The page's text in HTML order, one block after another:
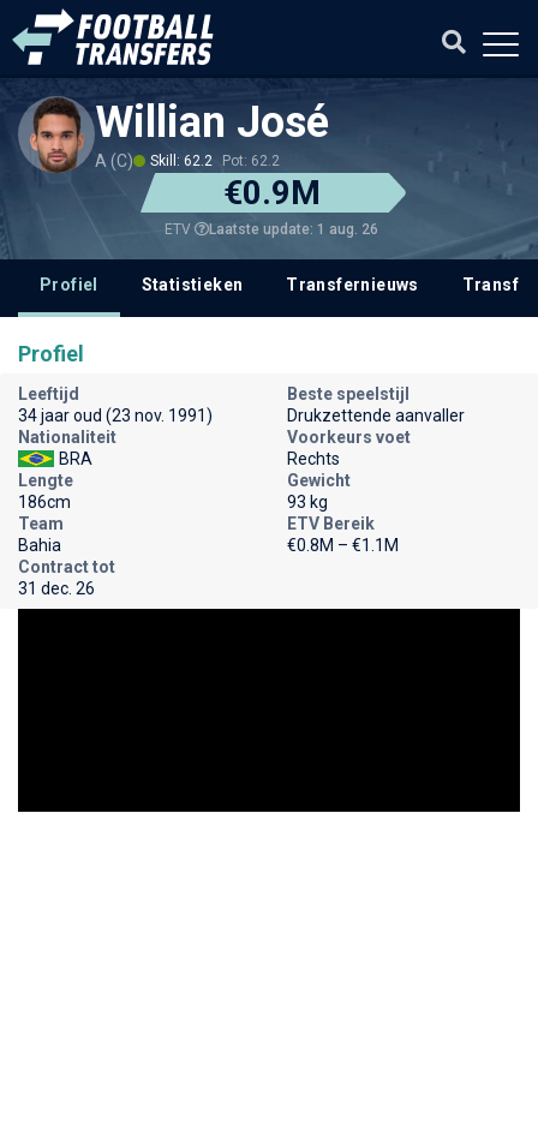
Willian José
A (C) Skill: 62.2 Pot: 62.2
€0.9M
ETV Laatste update: 1 aug. 26
Profiel Statistieken Transfernieuws
Profiel
Leeftijd
34 jaar oud (23 nov. 1991)
Beste speelstijl
Drukzettende aanvaller
Nationaliteit
BRA
Voorkeurs voet
Rechts
Lengte
186cm
Gewicht
93 kg
Team
Bahia
ETV Bereik
€0.8M – €1.1M
Contract tot
31 dec. 26